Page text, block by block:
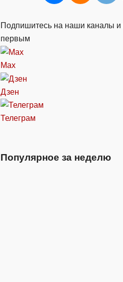
Подпишитесь на наши каналы
первым
Max
Дзен
Телеграм
Популярное за неделю